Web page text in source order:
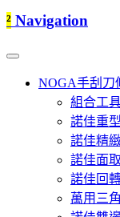
² Navigation
NOGA手刮刀
組合工
諾佳重
諾佳精
諾佳面
諾佳回
萬用三